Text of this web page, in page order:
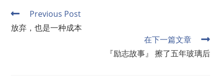
Previous Post
放弃，也是一种成本
在下一篇文章
『励志故事』 擦了五年玻璃后